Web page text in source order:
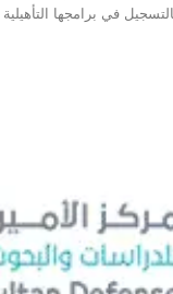
في برامجها